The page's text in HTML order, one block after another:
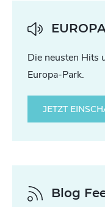
Die neusten Hits
Europa-Park.
JETZT
Blog